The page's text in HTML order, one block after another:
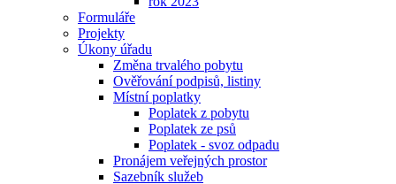
Formuláře
Projekty
Úkony úřadu
Změna trvalého pobytu
Ověřování podpisů, listiny
Místní poplatky
Poplatek z pobytu
Poplatek ze psů
Poplatek - svoz odpadu
Pronájem veřejných prostor
Sazebník služeb